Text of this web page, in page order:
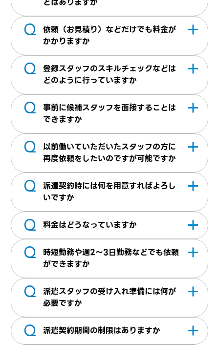
い。
簡易資料のダウンロードページがあります。
詳細を聞きたい場合は、お気軽にお問合せく
ださい
Q
依頼（お見積り）などだけでも料金が
かかりますか
かかりません。派遣スタッフが就業した際に
料金が発生いたします
Q
登録スタッフのスキルチェックなどは
どのように行っていますか
登録面談を1人1人行っております。登録面談
時に、職務経歴書に書かれている以外にもご
経験やスキル、プロジェクト参加内容など詳
細にヒアリングを行っております
Q
事前に候補スタッフを面接することは
できますか
当社は首都圏・中部・関西に事務所がござい
ます。事務所がない地域でも近隣拠点からの
サポートが可能な場合がありますのでお気軽
にご相談ください。
Q
以前働いていただいたスタッフの方に
再度依頼をしたいのですが可能ですか
派遣スタッフを派遣先企業様が特定すること
は労働者派遣法により禁止されております。
当社にて、ご依頼内容の諸条件をお伺いし条
件を満たす方を選考してご紹介いたします。
Q
派遣契約時には何を用意すればよろし
いですか
基本契約書・個別契約書を締結させていただ
（抵触日通知書、待遇情報提供）が必要にな
ります。当社にて雛形の用意がございますの
でご安心ください。
Q 料金はどうなっていますか
月給単位、時給単価どちらでも派遣スタッフ
の就業時間に応じてご請求させていただいて
おります。勤務地・職種・スキルレベルなど
諸条件に応じて派遣料金が変更いたしますの
で詳細はお気軽にお問い合わせください。
Q
時短勤務や週2～3日勤務などでも依頼
ができますか
ご要望に応じて柔軟に対応しております。
Q
派遣スタッフの受け入れ準備には何が
必要ですか
業務に必要な物品（貸与PCなど）や業務に
Q 派遣契約期間の制限はありますか